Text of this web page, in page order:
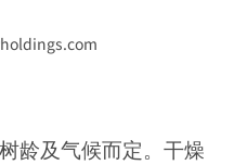
龄及气候而定。干燥